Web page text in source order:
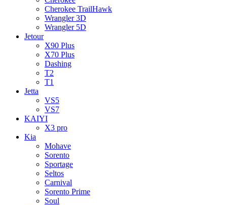
Cherokee TrailHawk
Wrangler 3D
Wrangler 5D
Jetour
X90 Plus
X70 Plus
Dashing
T2
T1
Jetta
VS5
VS7
KAIYI
X3 pro
Kia
Mohave
Sorento
Sportage
Seltos
Carnival
Sorento Prime
Soul